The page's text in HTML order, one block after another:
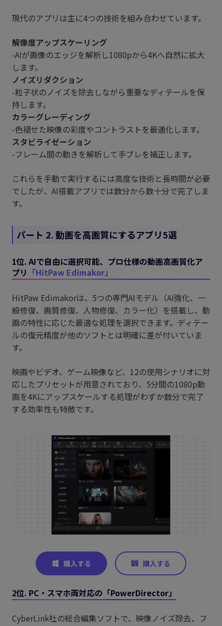
現代のアプリは主に4つの技術を組み合わせています。
解像度アップスケーリング
-AIが画像のエッジを解析し1080pから4Kへ自然に拡大
します。
ノイズリダクション
-粒子状のノイズを除去しながら重要なディテールを保
持します。
カラーグレーディング
-色褪せた映像の彩度やコントラストを最適化します。
スタビライゼーション
-フレーム間の動きを解析して手ブレを補正します。
これらを手動で実行するには高度な技術と長時間が必要
でしたが、AI搭載アプリでは数分から数十分で完了しま
す。
パート 2. 動画を高画質にするアプリ5選
1位. AIで自由に選択可能、プロ仕様の動画高画質化ア
プリ 「HitPaw Edimakor」
HitPaw Edimakorは、5つの専門AIモデル（AI強化、一
般修復、画質修復、人物修復、カラー化）を搭載し、動
画の特性に応じた最適な処理を選択できます。ディテー
ルの復元精度が他のソフトとは明確に差が付いていま
す。
映画やビデオ、ゲーム映像など、12の使用シナリオに対
応したプリセットが用意されており、5分間の1080p動
画を4Kにアップスケールする処理がわずか数分で完了
する効率性も特徴です。
2位. PC・スマホ両対応の「PowerDirector」
CyberLink社の総合編集ソフトで、映像ノイズ除去、フ